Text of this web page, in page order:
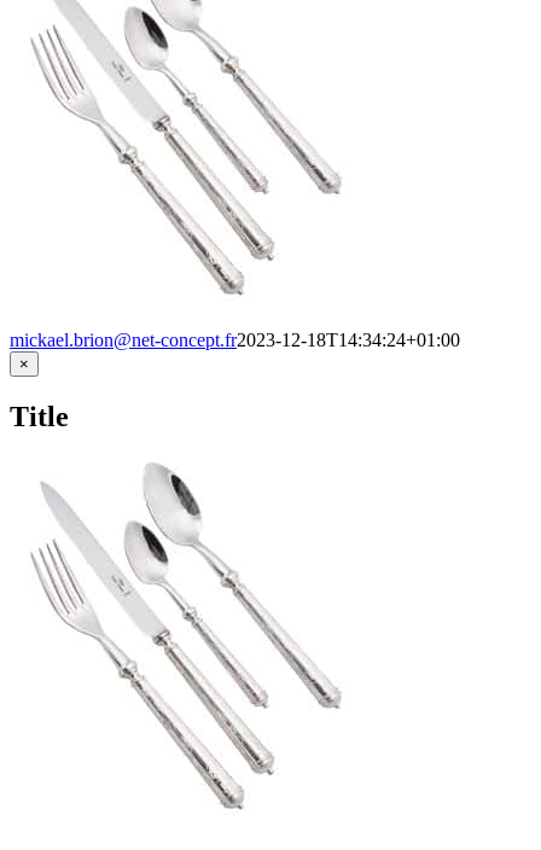
mickael.brion@net-concept.fr2023-12-18T14:34:24+01:00
Close
product
view
×
Title